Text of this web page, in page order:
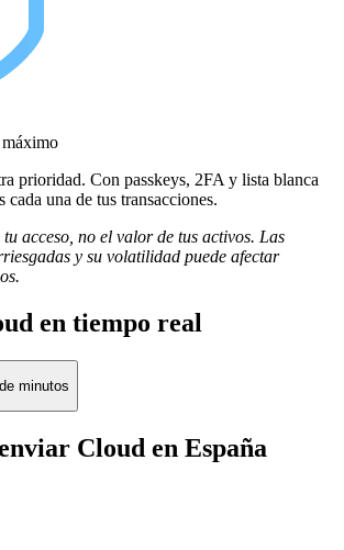
máximo
prioridad. Con passkeys, 2FA y lista blanca
una de tus transacciones.
acceso, no el valor de tus activos. Las
y su volatilidad puede afectar
en tiempo real
minutos
Cloud en España